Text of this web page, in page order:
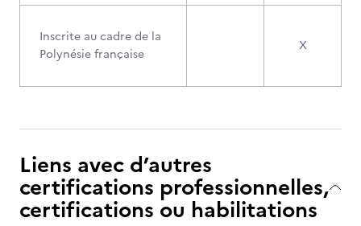
Inscrite au cadre de la
Polynésie française
X
Liens avec d’autres
certifications professionnelles,
certifications ou habilitations